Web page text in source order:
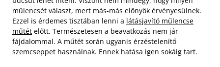
műlencsét választ, mert más-más előnyök érvényesülnek.
Ezzel is érdemes tisztában lenni a látásjavító műlencse
műtét előtt. Természetesen a beavatkozás nem jár
fájdalommal. A műtét során ugyanis érzéstelenítő
szemcseppet használnak. Ennek hatása igen sokáig tart.